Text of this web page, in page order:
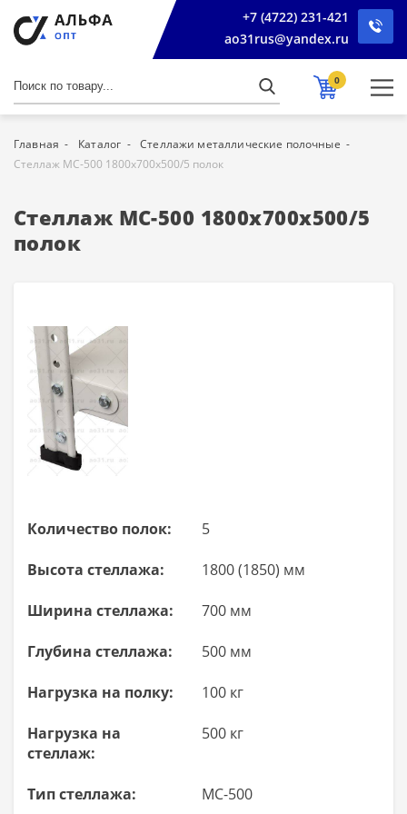
+7 (4722) 231-421
ao31rus@yandex.ru
0
Главная Каталог
Стеллажи металлические полочные
Стеллаж МС-500 1800х700х500/5 полок
Стеллаж МС-500 1800х700х500/5
полок
Количество полок: 5
Высота стеллажа: 1800 (1850) мм
Ширина стеллажа: 700 мм
Глубина стеллажа: 500 мм
Нагрузка на полку: 100 кг
Нагрузка на
стеллаж:
500 кг
Тип стеллажа: МС-500